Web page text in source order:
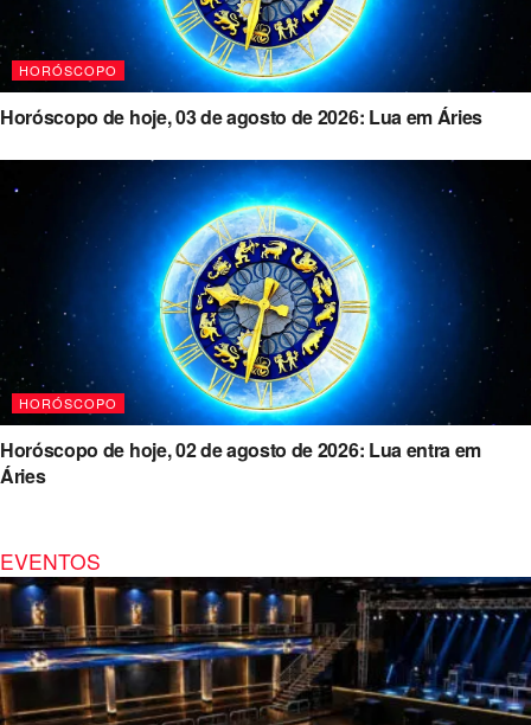
HORÓSCOPO
Horóscopo de hoje, 03 de agosto de 2026: Lua em Áries
HORÓSCOPO
Horóscopo de hoje, 02 de agosto de 2026: Lua entra em
Áries
EVENTOS